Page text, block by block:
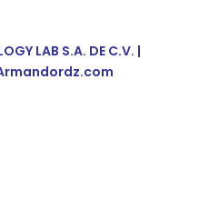
LAB S.A. DE C.V. |